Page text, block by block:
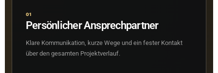
01
Persönlicher Ansprechpartner
Klare Kommunikation, kurze Wege und ein fester Kontakt
über den gesamten Projektverlauf.